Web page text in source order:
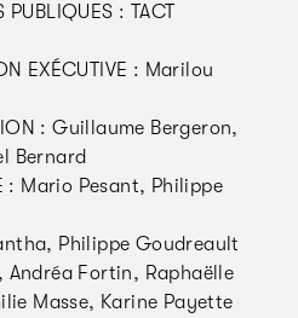
PUBLIQUES : TACT
EXÉCUTIVE : Marilou
: Guillaume Bergeron,
Bernard
: Mario Pesant, Philippe
Philippe Goudreault
Andréa Fortin, Raphaëlle
Masse, Karine Payette